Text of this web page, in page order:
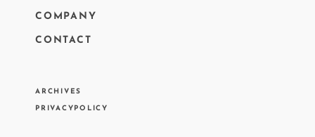
COMPANY
CONTACT
ARCHIVES
PRIVACYPOLICY